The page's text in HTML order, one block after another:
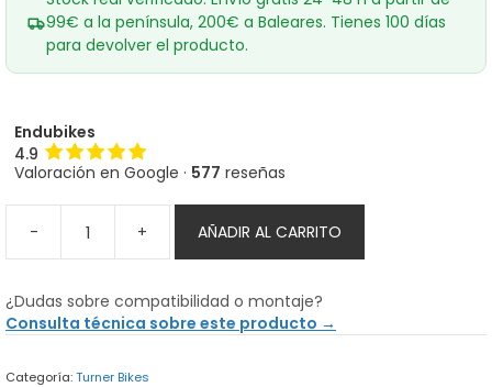
99€ a la península, 200€ a Baleares. Tienes 100 días
para devolver el producto.
Endubikes
4.9
Valoración en Google · 577 reseñas
-
Repuesto
Turner
Pivot
Rebuild
+ AÑADIR AL CARRITO
¿Dudas sobre compatibilidad o montaje?
Consulta técnica sobre este producto →
Categoría:Turner Bikes